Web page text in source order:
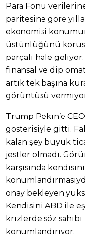
Para Fonu
paritesine göre
ekonomisi
üstünlüğünü
parçalı hale
finansal ve
artık tek başına
görüntüsü
Trump Pekin’e
gösterisiyle gitti.
kalan şey büyük
jestler olmadı.
karşısında
onay bekleyen
Kendisini ABD ile
krizlerde söz
konumlandırıyor.